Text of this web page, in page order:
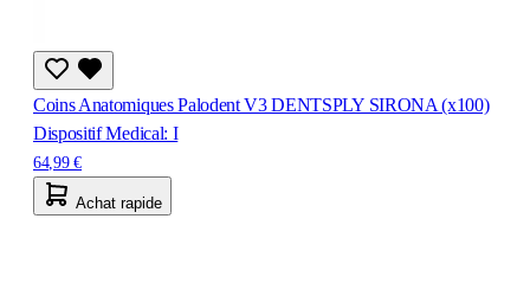
Coins Anatomiques Palodent V3 DENTSPLY SIRONA (x100)
Dispositif Medical: I
64,99 €
Achat rapide